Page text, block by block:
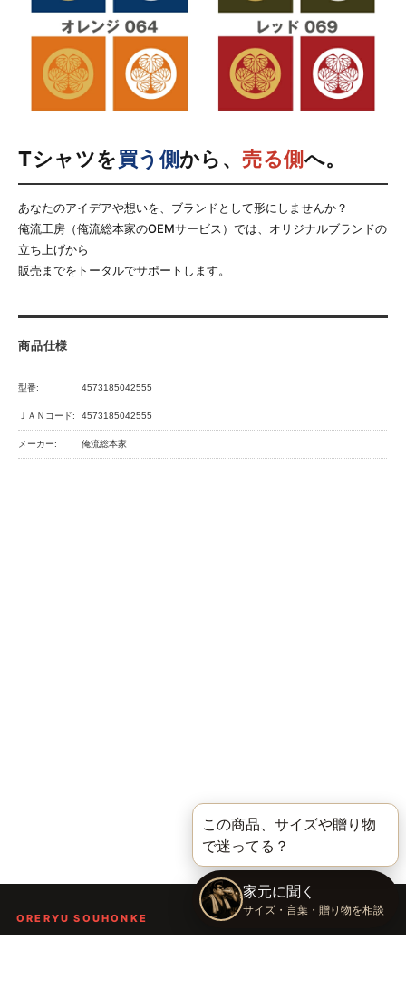
Tシャツを買う側から、売る側へ。
あなたのアイデアや想いを、ブランドとして形にしませんか？
俺流工房（俺流総本家のOEMサービス）では、オリジナルブランドの
立ち上げから
販売までをトータルでサポートします。
商品仕様
型番: 4573185042555
ＪＡＮコード: 4573185042555
メーカー: 俺流総本家
ORERYU SOUHONKE